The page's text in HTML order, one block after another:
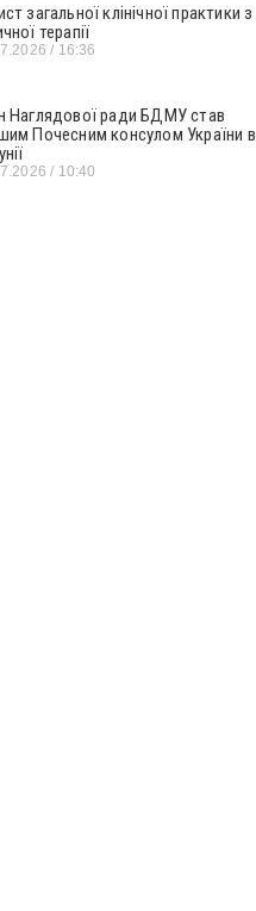
загальної клінічної практики з
терапії
16:36
Наглядової ради БДМУ став
Почесним консулом України в
10:40